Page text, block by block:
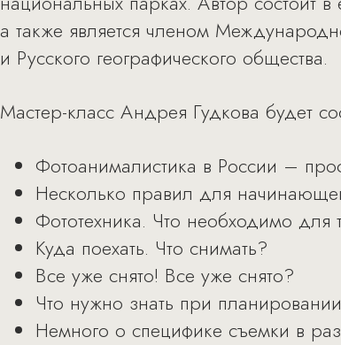
а также является членом
и Русского географического общества.
Мастер-класс Андрея Гудкова будет
Фотоанималистика в России –
Несколько правил для
Фототехника. Что необходимо для
Куда поехать. Что снимать?
Все уже снято! Все уже снято?
Что нужно знать при
Немного о специфике съемки в